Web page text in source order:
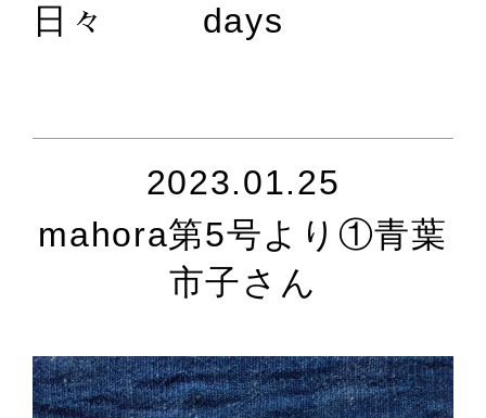
日々 days
2023.01.25
mahora第5号より①青葉
市子さん